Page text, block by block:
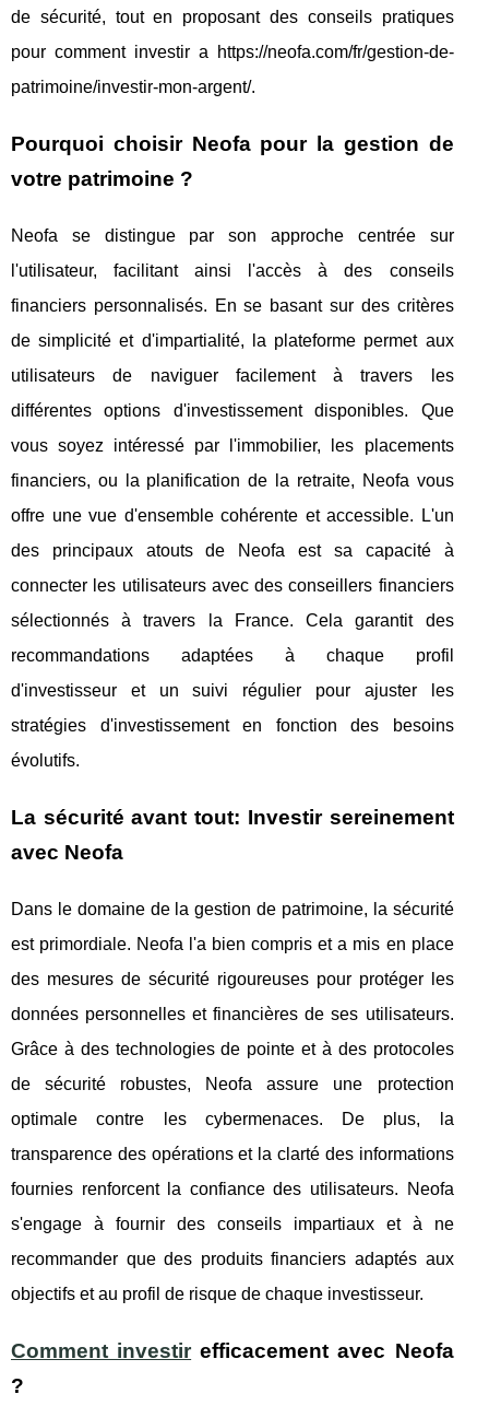
de sécurité, tout en proposant des conseils pratiques
pour comment investir a https://neofa.com/fr/gestion-de-
patrimoine/investir-mon-argent/.
Pourquoi choisir Neofa pour la gestion de
votre patrimoine ?
Neofa se distingue par son approche centrée sur
l'utilisateur, facilitant ainsi l'accès à des conseils
financiers personnalisés. En se basant sur des critères
de simplicité et d'impartialité, la plateforme permet aux
utilisateurs de naviguer facilement à travers les
différentes options d'investissement disponibles. Que
vous soyez intéressé par l'immobilier, les placements
financiers, ou la planification de la retraite, Neofa vous
offre une vue d'ensemble cohérente et accessible. L'un
des principaux atouts de Neofa est sa capacité à
connecter les utilisateurs avec des conseillers financiers
sélectionnés à travers la France. Cela garantit des
recommandations adaptées à chaque profil
d'investisseur et un suivi régulier pour ajuster les
stratégies d'investissement en fonction des besoins
évolutifs.
La sécurité avant tout: Investir sereinement
avec Neofa
Dans le domaine de la gestion de patrimoine, la sécurité
est primordiale. Neofa l'a bien compris et a mis en place
des mesures de sécurité rigoureuses pour protéger les
données personnelles et financières de ses utilisateurs.
Grâce à des technologies de pointe et à des protocoles
de sécurité robustes, Neofa assure une protection
optimale contre les cybermenaces. De plus, la
transparence des opérations et la clarté des informations
fournies renforcent la confiance des utilisateurs. Neofa
s'engage à fournir des conseils impartiaux et à ne
recommander que des produits financiers adaptés aux
objectifs et au profil de risque de chaque investisseur.
Comment investirefficacement avec Neofa
?